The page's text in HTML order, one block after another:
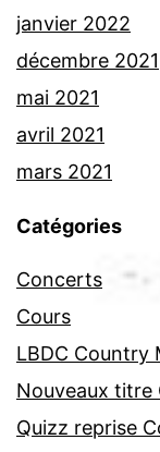
janvier 2022
décembre 2021
mai 2021
avril 2021
mars 2021
Catégories
Concerts
Cours
LBDC Country
Nouveaux titre
Quizz reprise